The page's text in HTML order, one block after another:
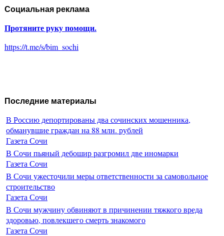
Социальная реклама
Протяните руку помощи.
https://t.me/s/bim_sochi
Последние материалы
В Россию депортированы два сочинских мошенника,
обманувшие граждан на 88 млн. рублей
Газета Сочи
В Сочи пьяный дебошир разгромил две иномарки
Газета Сочи
В Сочи ужесточили меры ответственности за самовольное
строительство
Газета Сочи
В Сочи мужчину обвиняют в причинении тяжкого вреда
здоровью, повлекшего смерть знакомого
Газета Сочи